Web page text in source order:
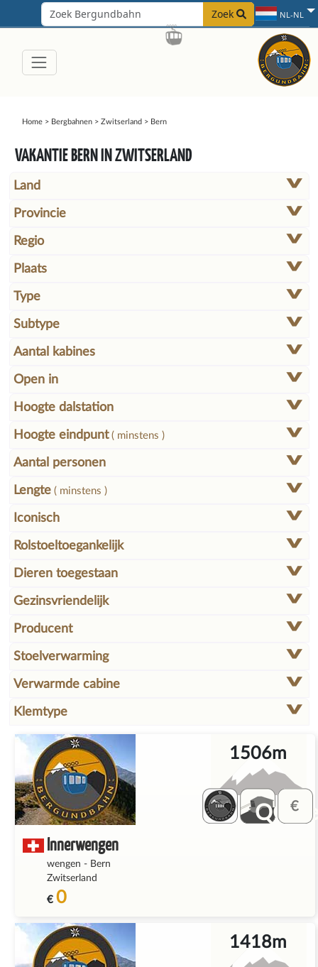
Zoek NL-NL
Home> Bergbahnen> Zwitserland > Bern
VAKANTIE BERN IN ZWITSERLAND
Land
Provincie
Regio
Plaats
Type
Subtype
Aantal kabines
Open in
Hoogte dalstation
Hoogte eindpunt( minstens )
Aantal personen
Lengte( minstens )
Iconisch
Rolstoeltoegankelijk
Dieren toegestaan
Gezinsvriendelijk
Producent
Stoelverwarming
Verwarmde cabine
Klemtype
Innerwengen
wengen - Bern
Zwitserland
€ 0
1506m
1418m